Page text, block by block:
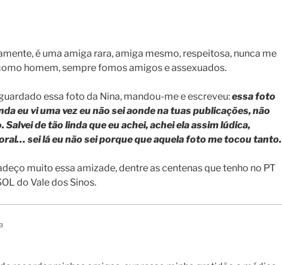
é uma amiga rara, amiga mesmo, respeitosa, nunca me
homem, sempre fomos amigos e assexuados.
essa foto da Nina, mandou-me e escreveu:essa foto
eu vi uma vez eu não sei aonde na tuas publicações, não
Salvei de tão linda que eu achei, achei ela assim lúdica,
sei lá eu não sei porque que aquela foto me tocou tanto.
muito essa amizade, dentre as centenas que tenho no PT
do Vale dos Sinos.